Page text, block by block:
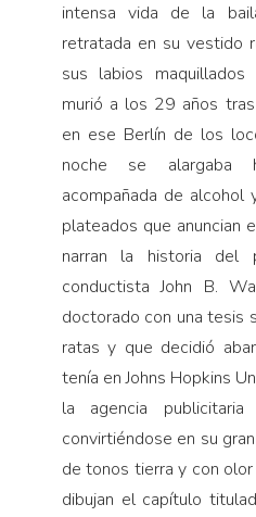
intensa vida de la
retratada en su vestido
sus labios
murió a los 29 años
en ese Berlín de los
noche se alargaba
acompañada de alcohol
plateados que anuncian
narran la historia del
conductista John B.
doctorado con una tesis
ratas y que decidió
tenía en Johns Hopkins
la agencia
convirtiéndose en su
de tonos tierra y con
dibujan el capítulo